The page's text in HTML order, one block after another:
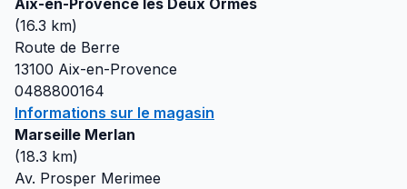
Aix-en-Provence les Deux Ormes
(16.3 km)
Route de Berre
13100 Aix-en-Provence
0488800164
Informations sur le magasin
Marseille Merlan
(18.3 km)
Av. Prosper Merimee